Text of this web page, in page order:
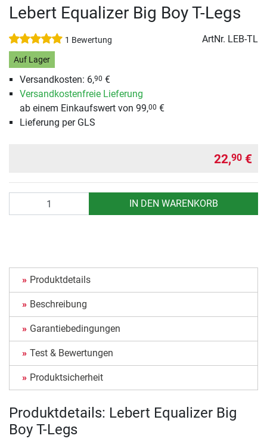
Lebert Equalizer Big Boy T-Legs
1 Bewertung ArtNr. LEB-TL
Auf Lager
Versandkosten: 6,90 €
Versandkostenfreie Lieferung
ab einem Einkaufswert von 99,00 €
Lieferung per GLS
22,90 €
IN DEN WARENKORB
Produktdetails
Beschreibung
Garantiebedingungen
Test & Bewertungen
Produktsicherheit
Produktdetails: Lebert Equalizer Big
Boy T-Legs